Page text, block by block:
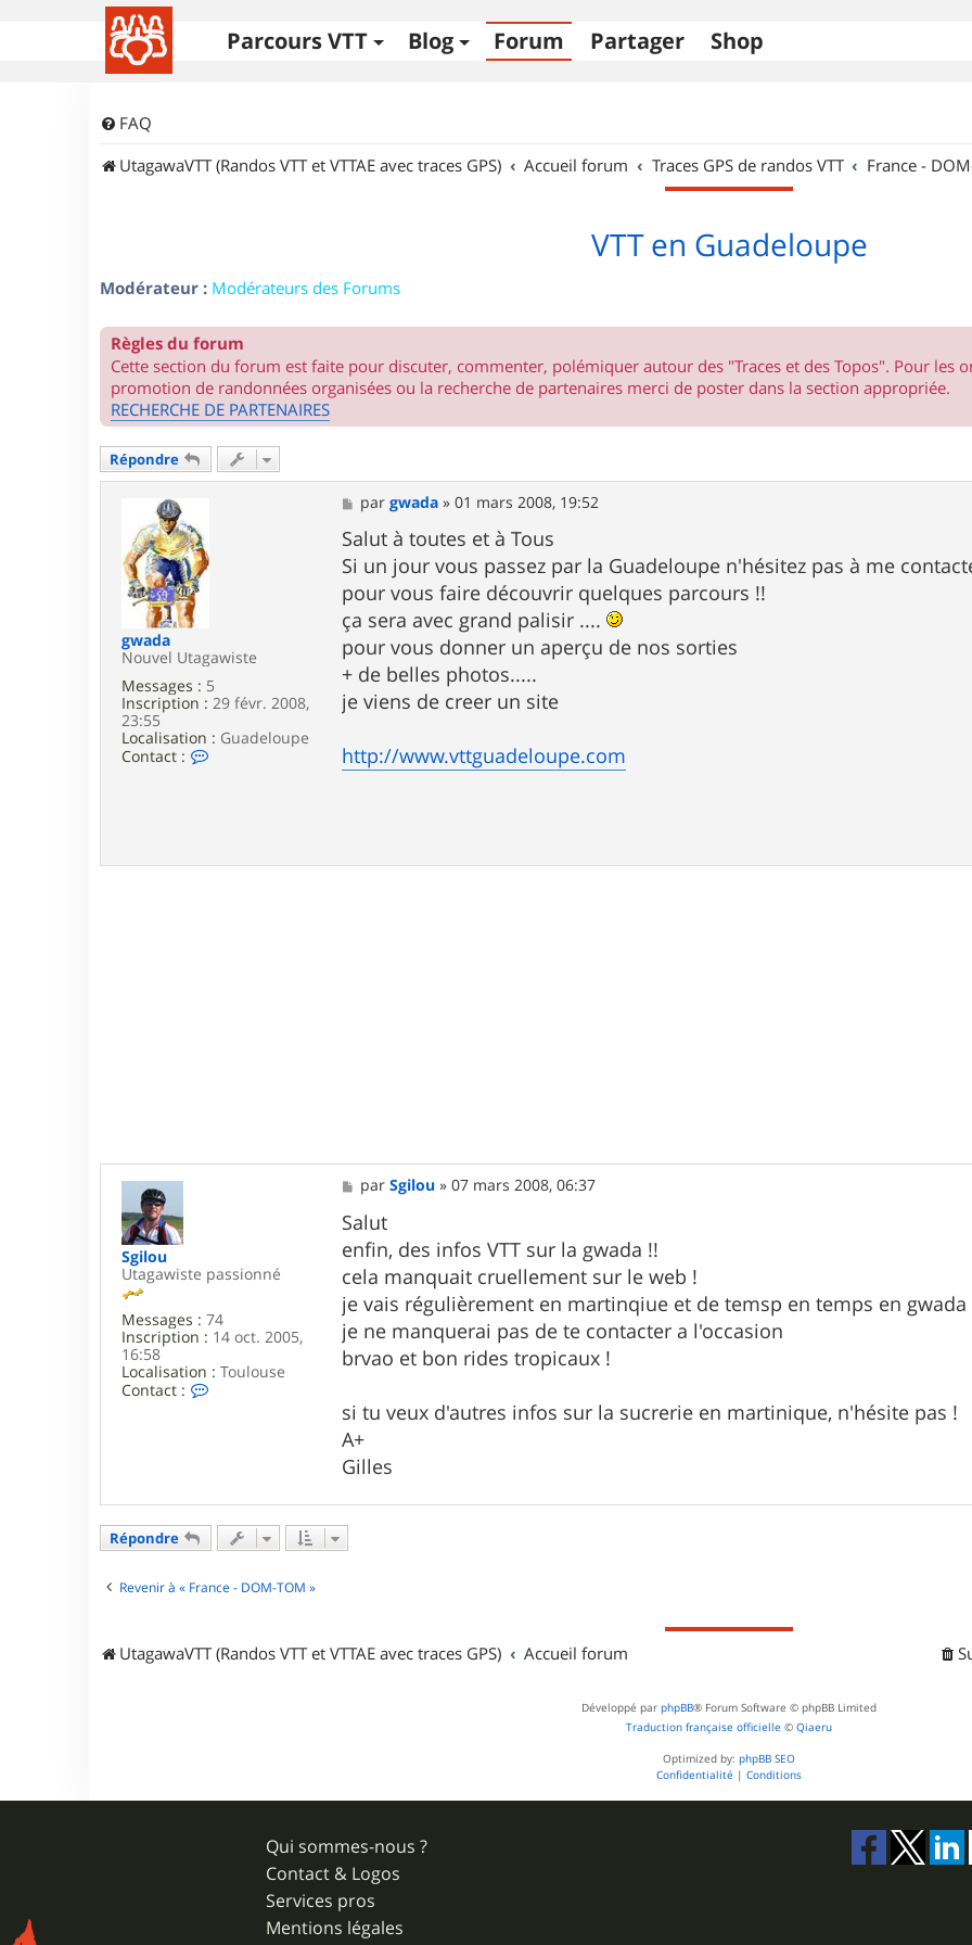
Parcours VTT Blog Forum Partager Shop
FAQ
UtagawaVTT (Randos VTT et VTTAE avec traces GPS)
Accueil forum Traces GPS de randos VTT France -
VTT en Guadeloupe
Modérateur : Modérateurs des Forums
Règles du forum
Cette section du forum est faite pour discuter, commenter, polémiquer autour des "Traces et des Topos". Pour les
promotion de randonnées organisées ou la recherche de partenaires merci de poster dans la section appropriée.
RECHERCHE DE PARTENAIRES
Répondre
gwada
Nouvel Utagawiste
Messages : 5
Inscription : 29 févr. 2008,
23:55
Localisation : Guadeloupe
Contact :
M
e
s
s
a
g
e
pargwada »01 mars 2008, 19:52
Salut à toutes et à Tous
Si un jour vous passez par la Guadeloupe n'hésitez pas à me
pour vous faire découvrir quelques parcours !!
ça sera avec grand palisir ....
pour vous donner un aperçu de nos sorties
+ de belles photos.....
je viens de creer un site
http://www.vttguadeloupe.com
Sgilou
Utagawiste passionné
Messages : 74
Inscription : 14 oct. 2005,
16:58
Localisation : Toulouse
Contact :
e
r
l
M
e
s
s
a
g
e
parSgilou »07 mars 2008, 06:37
Salut
enfin, des infos VTT sur la gwada !!
cela manquait cruellement sur le web !
je vais régulièrement en martinqiue et de temsp en temps en gwada
je ne manquerai pas de te contacter a l'occasion
brvao et bon rides tropicaux !
si tu veux d'autres infos sur la sucrerie en martinique, n'hésite pas !
A+
Gilles
Répondre
Revenir à « France - DOM-TOM »
UtagawaVTT (Randos VTT et VTTAE avec traces GPS) Accueil forum
Développé par phpBB® Forum Software © phpBB Limited
Traduction française officielle © Qiaeru
Optimized by: phpBB SEO
Confidentialité | Conditions
Qui sommes-nous ?
Contact & Logos
Services pros
Mentions légales